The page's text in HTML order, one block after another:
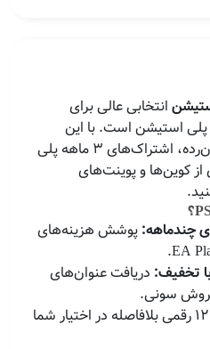
انتخابی عالی برای
استیشن است. با این
اعتبار می‌توانید بازی‌های میان‌رده، اشتراک‌های ۳ ماهه پلی
کوین‌ها و پوینت‌های
چندماهه: پوشش هزینه‌های
تخفیف: دریافت عنوان‌های
سونی.
کد ۱۲ رقمی بلافاصله در اختیار شما